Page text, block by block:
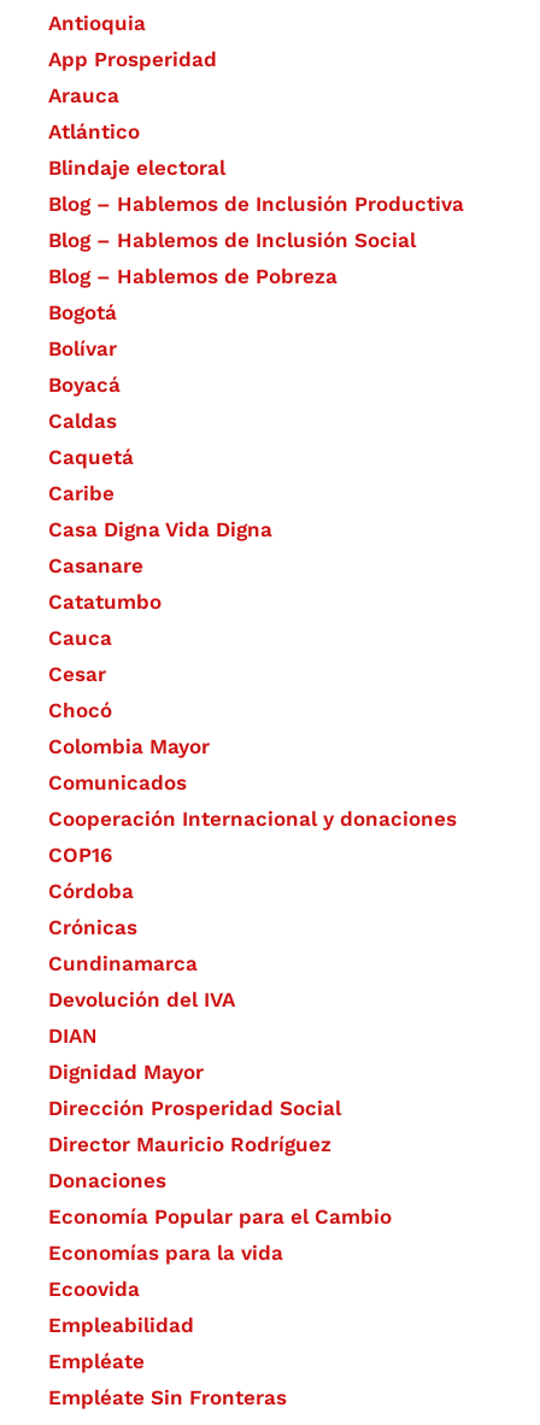
Antioquia
App Prosperidad
Arauca
Atlántico
Blindaje electoral
Blog – Hablemos de Inclusión Productiva
Blog – Hablemos de Inclusión Social
Blog – Hablemos de Pobreza
Bogotá
Bolívar
Boyacá
Caldas
Caquetá
Caribe
Casa Digna Vida Digna
Casanare
Catatumbo
Cauca
Cesar
Chocó
Colombia Mayor
Comunicados
Cooperación Internacional y donaciones
COP16
Córdoba
Crónicas
Cundinamarca
Devolución del IVA
DIAN
Dignidad Mayor
Dirección Prosperidad Social
Director Mauricio Rodríguez
Donaciones
Economía Popular para el Cambio
Economías para la vida
Ecoovida
Empleabilidad
Empléate
Empléate Sin Fronteras